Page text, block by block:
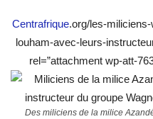
Centrafrique.org/les-
louham-avec-leurs-
rel=”attachment wp-att-
Des miliciens de la milice